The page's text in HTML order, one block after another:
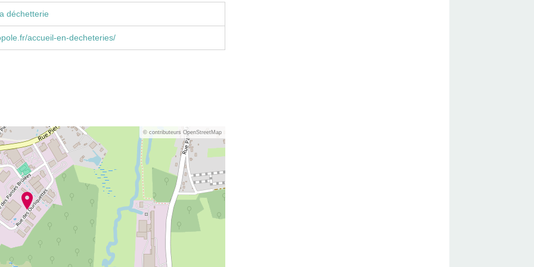
déchetterie
accueil-en-decheteries/
© contributeurs OpenStreetMap